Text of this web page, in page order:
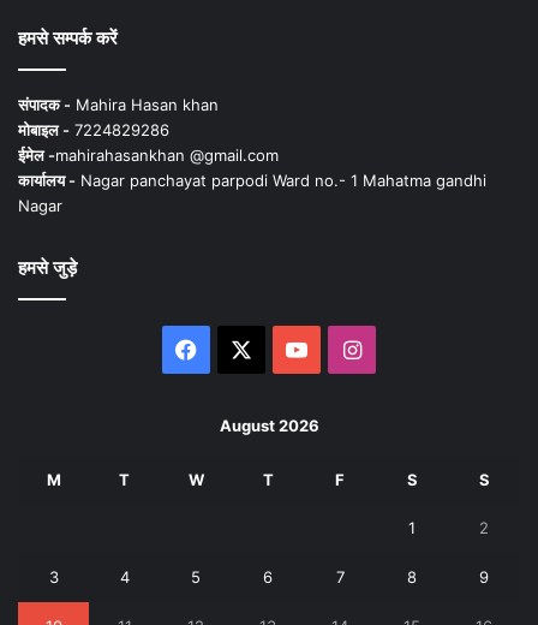
हमसे सम्पर्क करें
संपादक - Mahira Hasan khan
मोबाइल - 7224829286
ईमेल -mahirahasankhan @gmail.com
कार्यालय - Nagar panchayat parpodi Ward no.- 1 Mahatma gandhi
Nagar
हमसे जुड़े
Facebook YouTubeInstagram
August 2026
M T W T F S S
1 2
3 4 5 6 7 8 9